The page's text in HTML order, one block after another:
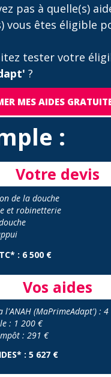
pas à quelle(s)
vous êtes éligible
tester votre
?
MES AIDES
:
Votre devis
de la douche
et robinetterie
: 6 500 €
Vos aides
l'ANAH (MaPrimeAdapt') :
: 1 200 €
: 291 €
: 5 627 €